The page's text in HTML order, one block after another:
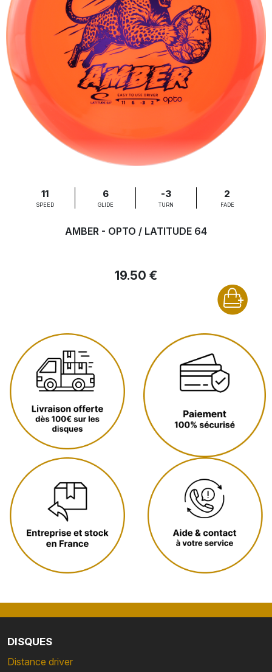
11
SPEED
6
GLIDE
-3
TURN
2
FADE
AMBER - OPTO / LATITUDE 64
19.50 €
DISQUES
Distance driver